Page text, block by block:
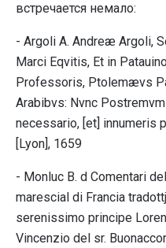
встречается немало:
- Argoli A. Andreæ Argoli,
Marci Eqvitis, Et in
Professoris, Ptolemævs
Arabibvs: Nvnc
necessario, [et] innumeris
[Lyon], 1659
- Monluc B. d Comentari
marescial di Francia
serenissimo principe
Vincenzio del sr.